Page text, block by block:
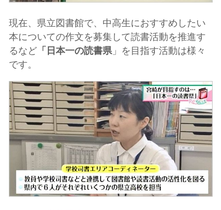
現在、県立図書館で、中高生におすすめしたい
本についての作文を募集して読書活動を推進す
るなど「日本一の読書県」を目指す活動は様々
です。